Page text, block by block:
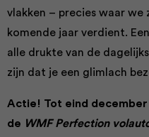
vlakken – precies waar we
komende jaar verdient.
alle drukte van de
zijn dat je een glimlach
Actie! Tot eind december
de WMF Perfection